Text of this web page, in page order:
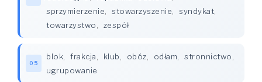
sprzymierzenie, stowarzyszenie, syndykat,
towarzystwo, zespół
05
blok, frakcja, klub, obóz, odłam, stronnictwo,
ugrupowanie